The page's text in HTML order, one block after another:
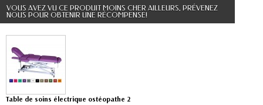
VOUS AVEZ VU CE PRODUIT MOINS CHER AILLEURS, PRÉVENEZ
NOUS POUR OBTENIR UNE RÉCOMPENSE!
Table de soins électrique ostéopathe 2